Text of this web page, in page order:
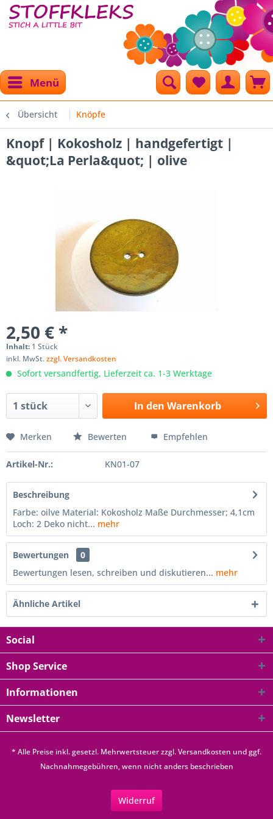
Menü
Übersicht Knöpfe
Knopf | Kokosholz | handgefertigt |
&quot;La Perla&quot; | olive
2,50 € *
Inhalt: 1 Stück
inkl. MwSt.zzgl. Versandkosten
Sofort versandfertig, Lieferzeit ca. 1-3 Werktage
In den Warenkorb
Merken Bewerten Empfehlen
Artikel-Nr.: KN01-07
Beschreibung
Farbe: oilve Material: Kokosholz Maße Durchmesser; 4,1cm
Loch: 2 Deko nicht... mehr
Bewertungen
0
Bewertungen lesen, schreiben und diskutieren... mehr
Ähnliche Artikel
Social
Shop Service
Informationen
Newsletter
* Alle Preise inkl. gesetzl. Mehrwertsteuer zzgl.Versandkosten und ggf.
Nachnahmegebühren, wenn nicht anders beschrieben
Widerruf